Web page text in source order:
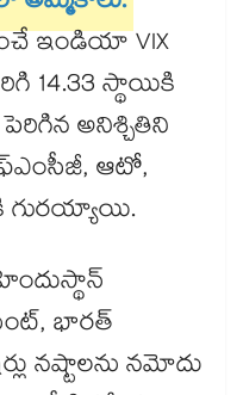
ఇండియా VIX
14.33 స్థాయికి
పెరిగిన అనిశ్చితిని
ఆటో,
గురయ్యాయి.
భారత్
నష్టాలను నమోదు